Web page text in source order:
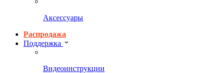
Аксессуары
Распродажа
Поддержка
Видеоинструкции